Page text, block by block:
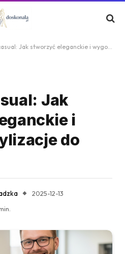
Jak stworzyć eleganckie i wygodne stylizacje do pracy?
Jak
i
do
2025-12-13